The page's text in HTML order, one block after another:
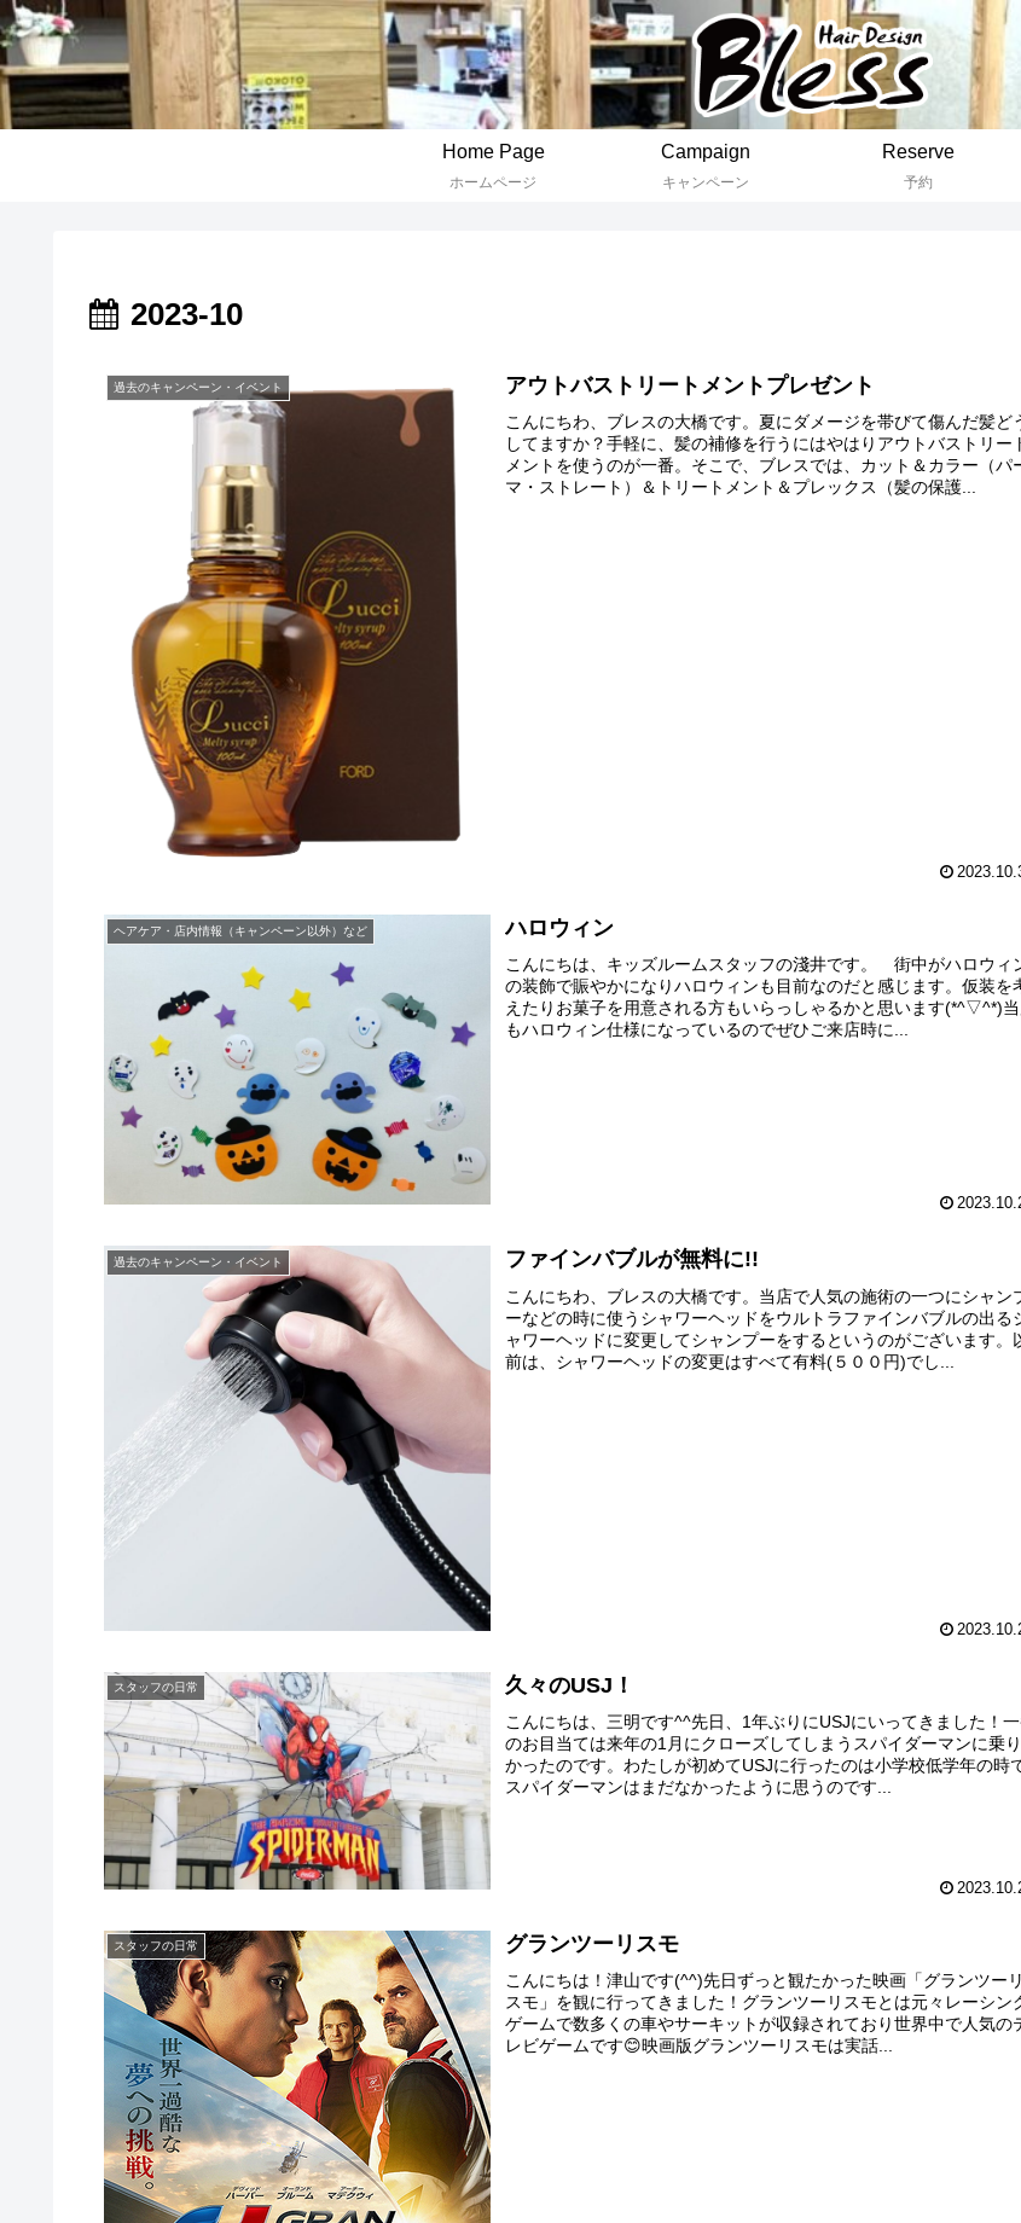
Home Page
ホームページ
Campaign
キャンペーン
Reserve
予約
2023-10
過去のキャンペーン・イベント アウトバストリートメントプレゼント
こんにちわ、ブレスの大橋です。夏にダメージを帯びて傷んだ髪ど
してますか？手軽に、髪の補修を行うにはやはりアウトバストリー
メントを使うのが一番。そこで、ブレスでは、カット＆カラー（パ
マ・ストレート）＆トリートメント＆プレックス（髪の保護...
ヘアケア・店内情報（キャンペーン以外）など ハロウィン
こんにちは、キッズルームスタッフの淺井です。 街中がハロウィ
の装飾で賑やかになりハロウィンも目前なのだと感じます。仮装を
えたりお菓子を用意される方もいらっしゃるかと思います(*^▽^*)
もハロウィン仕様になっているのでぜひご来店時に...
過去のキャンペーン・イベント ファインバブルが無料に!!
こんにちわ、ブレスの大橋です。当店で人気の施術の一つにシャン
ーなどの時に使うシャワーヘッドをウルトラファインバブルの出る
ャワーヘッドに変更してシャンプーをするというのがございます。
前は、シャワーヘッドの変更はすべて有料(５００円)でし...
スタッフの日常 久々のUSJ！
こんにちは、三明です^^先日、1年ぶりにUSJにいってきました！
のお目当ては来年の1月にクローズしてしまうスパイダーマンに乗
かったのです。わたしが初めてUSJに行ったのは小学校低学年の時
スパイダーマンはまだなかったように思うのです...
スタッフの日常 グランツーリスモ
こんにちは！津山です(⁠^⁠^⁠)先日ずっと観たかった映画「グランツーリ
スモ」を観に行ってきました！グランツーリスモとは元々レーシン
ゲームで数多くの車やサーキットが収録されており世界中で人気の
レビゲームです😊映画版グランツーリスモは実話...